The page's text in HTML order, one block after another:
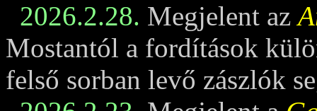
2026.2.28. Megjelent az
Mostantól a fordítások
felső sorban levő zászlók